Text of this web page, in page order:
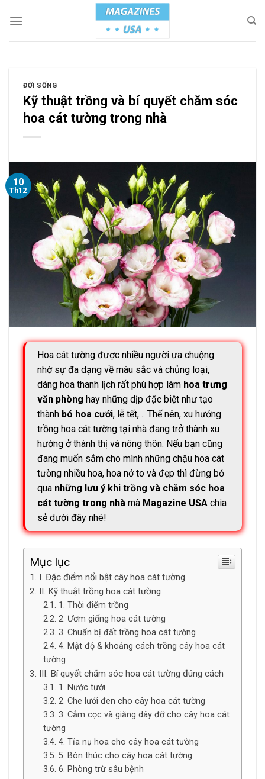
ĐỜI SỐNG
Kỹ thuật trồng và bí quyết chăm sóc
hoa cát tường trong nhà
10
Th12
Hoa cát tường được nhiều người ưa chuộng
nhờ sự đa dạng về màu sắc và chủng loại,
dáng hoa thanh lịch rất phù hợp làm hoa trưng
văn phòng hay những dịp đặc biệt như tạo
thành bó hoa cưới, lễ tết,… Thế nên, xu hướng
trồng hoa cát tường tại nhà đang trở thành xu
hướng ở thành thị và nông thôn. Nếu bạn cũng
đang muốn sắm cho mình những chậu hoa cát
tường nhiều hoa, hoa nở to và đẹp thì đừng bỏ
qua những lưu ý khi trồng và chăm sóc hoa
cát tường trong nhà mà Magazine USA chia
sẻ dưới đây nhé!
Mục lục
I. Đặc điểm nổi bật cây hoa cát tường
II. Kỹ thuật trồng hoa cát tường
1. Thời điểm trồng
2. Ươm giống hoa cát tường
3. Chuẩn bị đất trồng hoa cát tường
4. Mật độ & khoảng cách trồng cây hoa cát
tường
III. Bí quyết chăm sóc hoa cát tường đúng cách
1. Nước tưới
2. Che lưới đen cho cây hoa cát tường
3. Cắm cọc và giăng dây đỡ cho cây hoa cát
tường
4. Tỉa nụ hoa cho cây hoa cát tường
5. Bón thúc cho cây hoa cát tường
6. Phòng trừ sâu bệnh